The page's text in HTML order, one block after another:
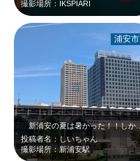
撮影場所：IKSPIARI
新浦安の夏は暑かった！！しかしすがすがしかった！！きれいな町の景色ですね(^…
投稿者名：しいちゃん
撮影場所：新浦安駅
浦安市